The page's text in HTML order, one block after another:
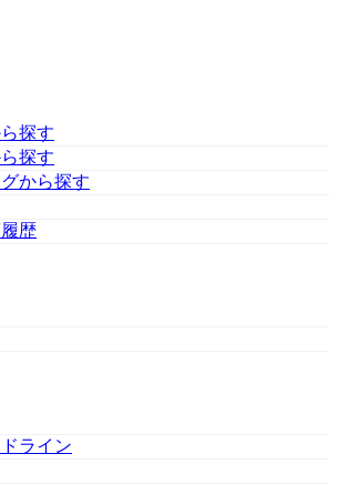
探す
探す
から探す
歴
ライン